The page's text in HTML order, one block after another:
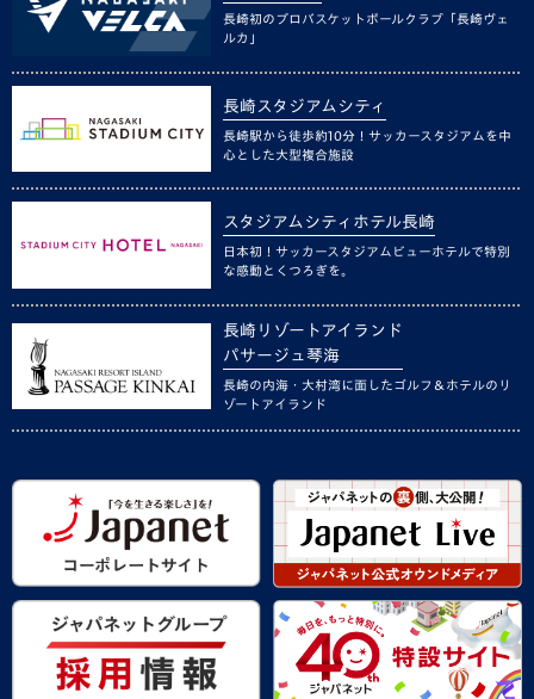
長崎初のプロバスケットボールクラブ「長崎ヴェ
ルカ」
長崎スタジアムシティ
長崎駅から徒歩約10分！サッカースタジアムを中
心とした大型複合施設
スタジアムシティホテル長崎
日本初！サッカースタジアムビューホテルで特別
な感動とくつろぎを。
長崎リゾートアイランド
パサージュ琴海
長崎の内海・大村湾に面したゴルフ＆ホテルのリ
ゾートアイランド